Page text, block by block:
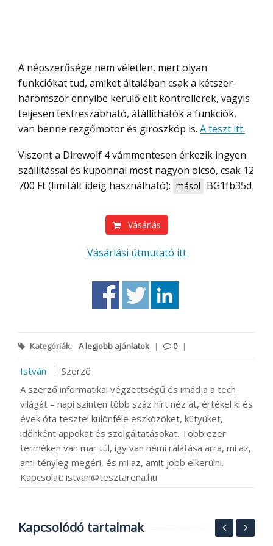
A népszerűsége nem véletlen, mert olyan
funkciókat tud, amiket általában csak a kétszer-
háromszor ennyibe kerülő elit kontrollerek, vagyis
teljesen testreszabható, átállíthatók a funkciók,
van benne rezgőmotor és giroszkóp is. A teszt itt.
Viszont a Direwolf 4 vámmentesen érkezik ingyen
szállítással és kuponnal most nagyon olcsó, csak 12
700 Ft (limitált ideig használható): másol BG1fb35d
Vásárlás
Vásárlási útmutató itt
Kategóriák: A legjobb ajánlatok | 0 |
István
Szerző
A szerző informatikai végzettségű és imádja a tech
világát – napi szinten több száz hírt néz át, értékel ki és
évek óta tesztel különféle eszközöket, kütyüket,
időnként appokat és szolgáltatásokat. Több ezer
terméken van már túl, így van némi rálátása arra, mi az,
ami tényleg megéri, és mi az, amit jobb elkerülni.
Kapcsolat: istvan@tesztarena.hu
Kapcsolódó tartalmak